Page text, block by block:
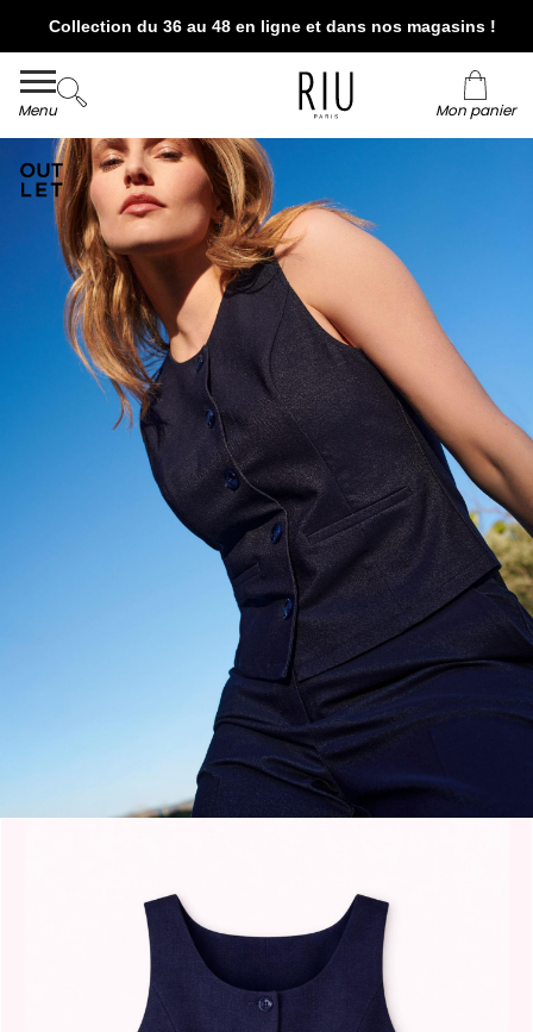
Collection du 36 au 48 en ligne et dans nos magasins !
Livraison et retour offerts* en boutiques RIU
Menu Mon panier